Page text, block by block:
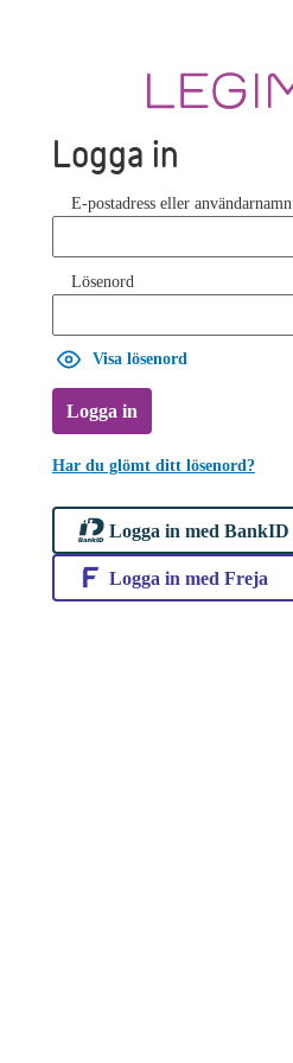
Logga in
E-postadress eller användarnamn
Lösenord
Visa lösenord
Logga in
Har du glömt ditt lösenord?
Logga in med BankID
Logga in med Freja